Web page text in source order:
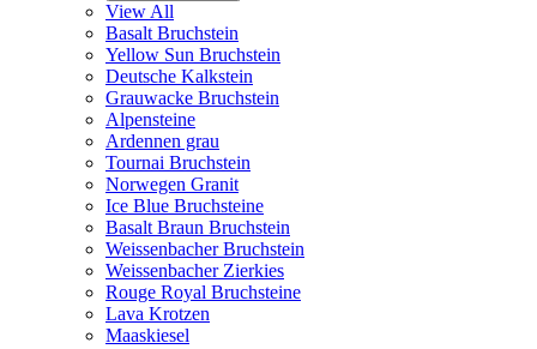
View All
Basalt Bruchstein
Yellow Sun Bruchstein
Deutsche Kalkstein
Grauwacke Bruchstein
Alpensteine
Ardennen grau
Tournai Bruchstein
Norwegen Granit
Ice Blue Bruchsteine
Basalt Braun Bruchstein
Weissenbacher Bruchstein
Weissenbacher Zierkies
Rouge Royal Bruchsteine
Lava Krotzen
Maaskiesel